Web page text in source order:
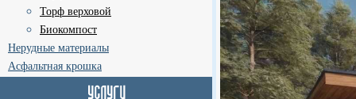
Торф верховой
Биокомпост
Нерудные материалы
Асфальтная крошка